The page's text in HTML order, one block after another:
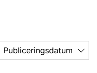
Publiceringsdatum